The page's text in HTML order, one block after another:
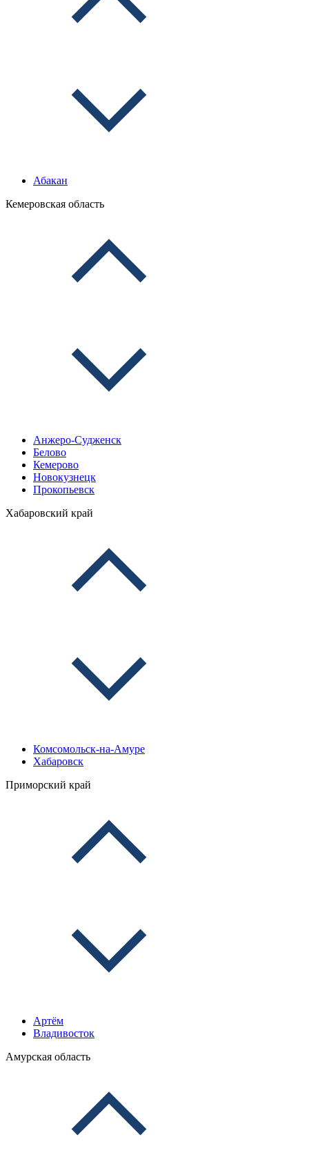
Абакан
Кемеровская область
Анжеро-Судженск
Белово
Кемерово
Новокузнецк
Прокопьевск
Хабаровский край
Комсомольск-на-Амуре
Хабаровск
Приморский край
Артём
Владивосток
Амурская область